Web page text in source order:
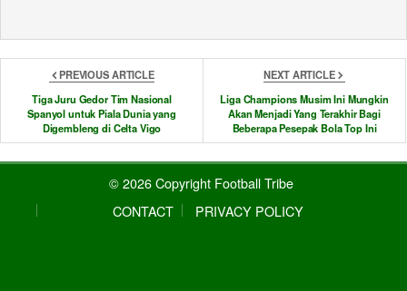
PREVIOUS ARTICLE
Tiga Juru Gedor Tim Nasional
Spanyol untuk Piala Dunia yang
Digembleng di Celta Vigo
NEXT ARTICLE
Liga Champions Musim Ini Mungkin
Akan Menjadi Yang Terakhir Bagi
Beberapa Pesepak Bola Top Ini
© 2026 Copyright Football Tribe
CONTACT
PRIVACY POLICY